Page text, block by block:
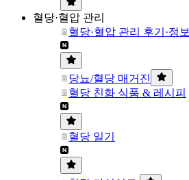
혈당·혈압 관리
혈당·혈압 관리 후기·정보
당뇨/혈당 매거진
혈당 친화 식품 & 레시피
혈당 일기